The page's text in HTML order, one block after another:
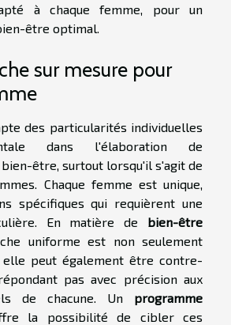
à chaque femme, pour un
être optimal.
sur mesure pour
des particularités individuelles
dans l'élaboration de
être, surtout lorsqu'il s'agit de
Chaque femme est unique,
spécifiques qui requièrent une
En matière de bien-être
uniforme est non seulement
elle peut également être contre-
pas avec précision aux
de chacune. Un programme
la possibilité de cibler ces